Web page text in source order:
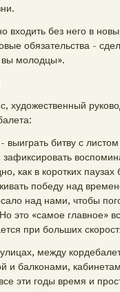
входить без него в
обязательства -
вы молодцы».
художественный
выиграть битву с
зафиксировать
как в коротких паузах
победу над
над нами, чтобы
это «самое главное»
при больших
между
и балконами,
эти годы время и